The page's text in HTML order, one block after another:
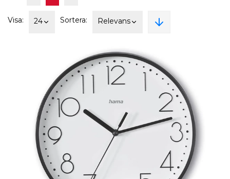
Visa: 24 Sortera: Relevans